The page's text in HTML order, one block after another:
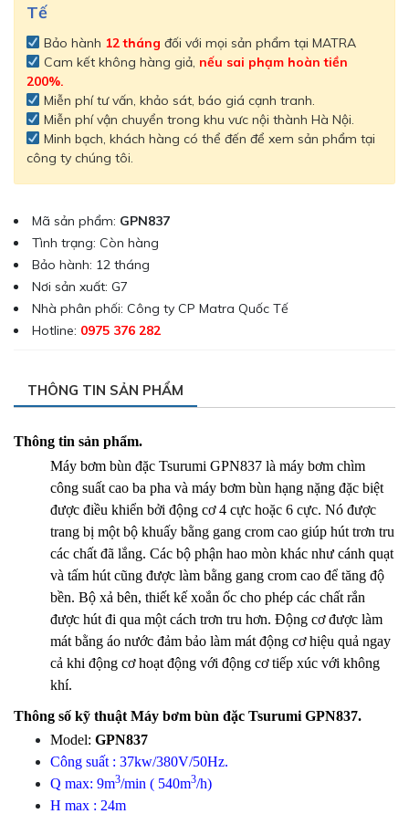
Tế
Bảo hành 12 tháng đối với mọi sản phẩm tại MATRA
Cam kết không hàng giả, nếu sai phạm hoàn tiền
200%.
Miễn phí tư vấn, khảo sát, báo giá cạnh tranh.
Miễn phí vận chuyển trong khu vưc nội thành Hà Nội.
Minh bạch, khách hàng có thể đến để xem sản phẩm tại
công ty chúng tôi.
Mã sản phẩm: GPN837
Tình trạng: Còn hàng
Bảo hành: 12 tháng
Nơi sản xuất: G7
Nhà phân phối: Công ty CP Matra Quốc Tế
Hotline: 0975 376 282
THÔNG TIN SẢN PHẨM
Thông tin sản phẩm.
Máy bơm bùn đặc Tsurumi GPN837 là máy bơm chìm
công suất cao ba pha và máy bơm bùn hạng nặng đặc biệt
được điều khiển bởi động cơ 4 cực hoặc 6 cực. Nó được
trang bị một bộ khuấy bằng gang crom cao giúp hút trơn tru
các chất đã lắng. Các bộ phận hao mòn khác như cánh quạt
và tấm hút cũng được làm bằng gang crom cao để tăng độ
bền. Bộ xả bên, thiết kế xoắn ốc cho phép các chất rắn
được hút đi qua một cách trơn tru hơn. Động cơ được làm
mát bằng áo nước đảm bảo làm mát động cơ hiệu quả ngay
cả khi động cơ hoạt động với động cơ tiếp xúc với không
khí.
Thông số kỹ thuật Máy bơm bùn đặc Tsurumi GPN837.
Model: GPN837
Công suất : 37kw/380V/50Hz.
Q max: 9m3/min ( 540m3/h)
H max : 24m